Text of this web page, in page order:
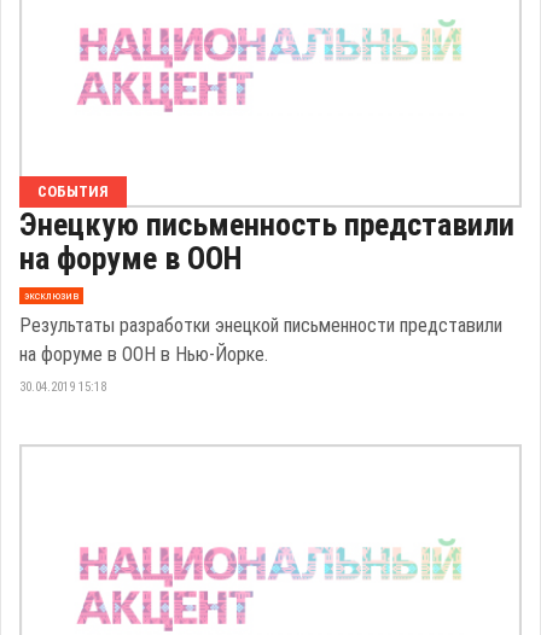
СОБЫТИЯ
Энецкую письменность представили
на форуме в ООН
эксклюзив
Результаты разработки энецкой письменности представили
на форуме в ООН в Нью-Йорке.
30.04.2019 15:18